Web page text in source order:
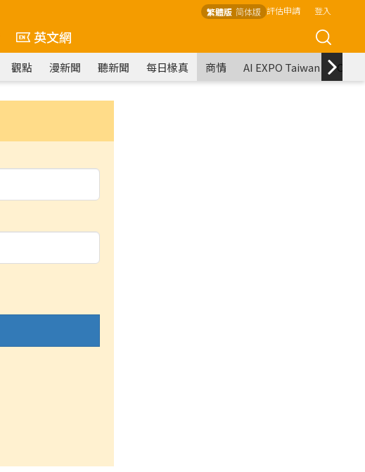
繁體版 简体版 評估申請 登入
英文網
觀點 漫新聞 聽新聞 每日椽真 商情 AI EXPO Taiwan